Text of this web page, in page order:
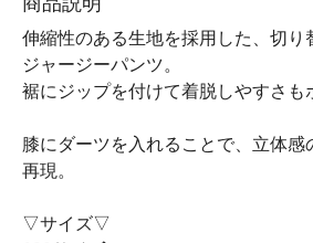
伸縮性のある生地を採用した、切り
ジャージーパンツ。
裾にジップを付けて着脱しやすさも
膝にダーツを入れることで、立体感
再現。
▽サイズ▽